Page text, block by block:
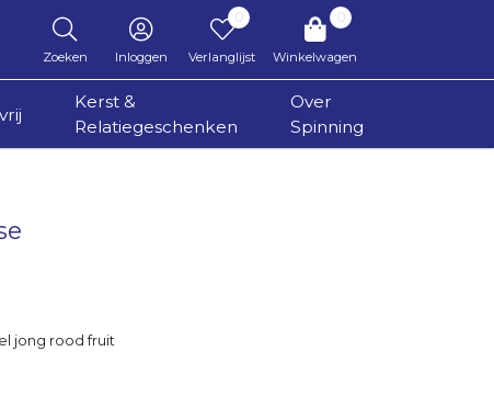
Zoeken Inloggen
0
Verlanglijst
0
Winkelwagen
Kerst &
Relatiegeschenken
Over
Spinning
jong rood fruit